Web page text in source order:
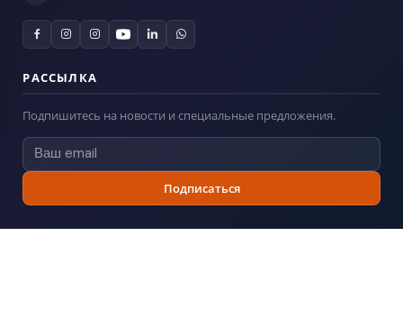
РАССЫЛКА
Подпишитесь на новости и специальные предложения.
Подписаться